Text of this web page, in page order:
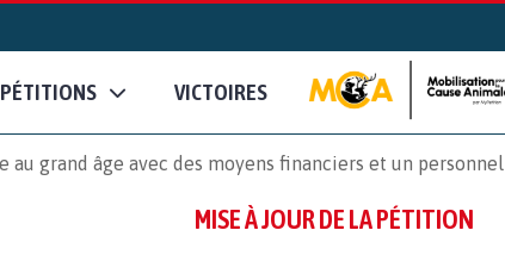
PÉTITIONS VICTOIRES
au grand âge avec des moyens financiers et un
MISE À JOUR DE LA PÉTITION